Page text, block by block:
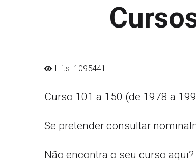
Hits: 1095441
Curso 101 a 150 (de 1978 a
Se pretender consultar
Não encontra o seu curso